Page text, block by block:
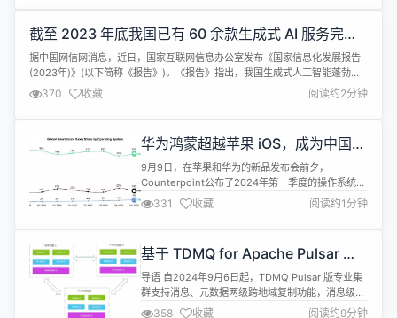
在最后的准备阶段，会尽快跟大家见面。想预约试用
文链接。我们正在对 DBA 群体试用大模型的情况...
截至 2023 年底我国已有 60 余款生成式 AI 服务完成
备案
据中国网信网消息，近日，国家互联网信息办公室发布《国家信息化发展报告
(2023年)》(以下简称《报告》)。《报告》指出，我国生成式人工智能蓬勃发
展，截至2023年底，已完成备案的生成式人工智能服务达60余款。 随着
ChatGPT在全球范围内掀起生成式人工智能浪潮，2023年我国互联网企业和
研究机构纷纷加大研发应用的投入力度，人工智能大模型从研发环节“百模大
370 收藏 阅读约2分钟
华为鸿蒙超越苹果 iOS，成为中国市
场第二大移动操作系统
9月9日，在苹果和华为的新品发布会前夕，
Counterpoint公布了2024年第一季度的操作系统详
细数据，数据显示， 鸿蒙操作系统在2024年第一季
度继续保持强劲增长态势，全球市场份额成功突破
4%。 在中国市场，得益于华为旗舰产品的热销，鸿
鸿蒙操作系统的5G普及率也取得了显著提升，从
2023年第一季度的9%...
331 收藏 阅读约1分钟
基于 TDMQ for Apache Pulsar 的
跨地域复制实践
导语 自2024年9月6日起，TDMQ Pulsar 版专业集
群支持消息、元数据两级跨地域复制功能，消息级复
制解决用户全球地域的数据统一归档问题，元数据级
358 收藏 阅读约9分钟